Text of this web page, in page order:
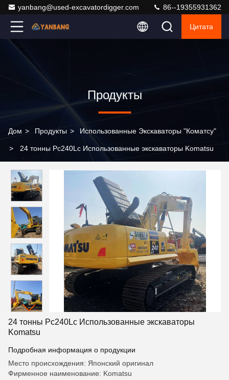
yanbang@used-excavatordigger.com 86--19355931362
Цитата
Продукты
Дом > Продукты > Использованные Экскаваторы "Коматсу"
> 24 тонны Pc240Lc Использованные экскаваторы Komatsu
24 тонны Pc240Lc Использованные экскаваторы
Komatsu
Подробная информация о продукции
Место происхождения: Японский оригинал
Фирменное наименование: Komatsu